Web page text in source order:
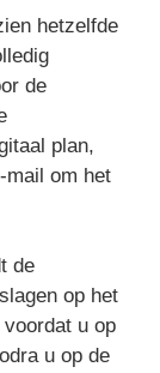
hetzelfde
de
plan,
mail om het
de
op het
u op
u op de